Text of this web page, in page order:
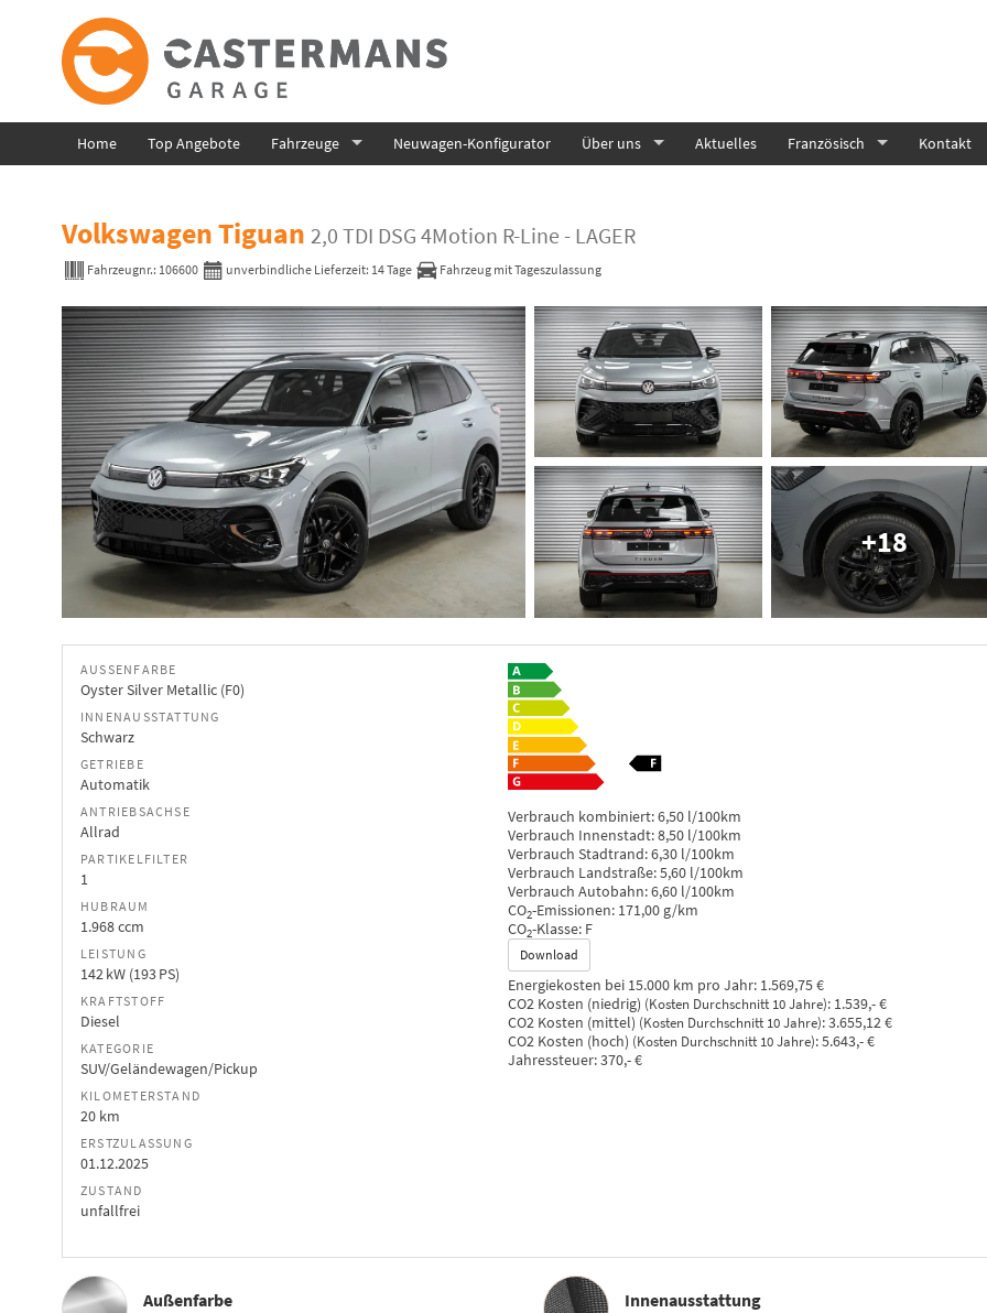
Home Top Angebote Fahrzeuge Neuwagen-Konfigurator Über uns Aktuelles Französisch Kontakt
Volkswagen Tiguan 2,0 TDI DSG 4Motion R-Line - LAGER
Fahrzeugnr.: 106600 unverbindliche Lieferzeit: 14 Tage Fahrzeug mit Tageszulassung
+18
AUSSENFARBE
Oyster Silver Metallic (F0)
INNENAUSSTATTUNG
Schwarz
GETRIEBE
Automatik
ANTRIEBSACHSE
Allrad
PARTIKELFILTER
1
HUBRAUM
1.968 ccm
LEISTUNG
142 kW (193 PS)
KRAFTSTOFF
Diesel
KATEGORIE
SUV/Geländewagen/Pickup
KILOMETERSTAND
20 km
ERSTZULASSUNG
01.12.2025
ZUSTAND
unfallfrei
Verbrauch kombiniert:6,50 l/100km
Verbrauch Innenstadt:8,50 l/100km
Verbrauch Stadtrand:6,30 l/100km
Verbrauch Landstraße:5,60 l/100km
Verbrauch Autobahn:6,60 l/100km
CO2-Emissionen: 171,00 g/km
CO2-Klasse: F
Download
Energiekosten bei 15.000 km pro Jahr: 1.569,75 €
CO2 Kosten (niedrig) (Kosten Durchschnitt 10 Jahre): 1.539,- €
CO2 Kosten (mittel) (Kosten Durchschnitt 10 Jahre):3.655,12 €
CO2 Kosten (hoch) (Kosten Durchschnitt 10 Jahre):5.643,- €
Jahressteuer:370,- €
Außenfarbe
InnenausstattungInnenausstattung